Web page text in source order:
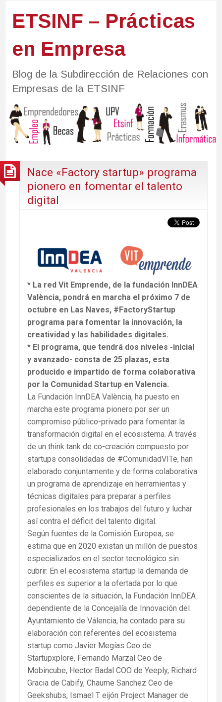
ETSINF – Prácticas
en Empresa
Blog de la Subdirección de Relaciones con
Empresas de la ETSINF
Nace «Factory startup» programa
pionero en fomentar el talento
digital
* La red Vit Emprende, de la fundación InnDEA
València, pondrá en marcha el próximo 7 de
octubre en Las Naves, #FactoryStartup
programa para fomentar la innovación, la
creatividad y las habilidades digitales.
* El programa, que tendrá dos niveles -inicial
y avanzado- consta de 25 plazas, esta
producido e impartido de forma colaborativa
por la Comunidad Startup en Valencia.
La Fundación InnDEA València, ha puesto en
marcha este programa pionero por ser un
compromiso público-privado para fomentar la
transformación digital en el ecosistema. A través
de un think tank de co-creación compuesto por
startups consolidadas de #ComunidadVITe, han
elaborado conjuntamente y de forma colaborativa
un programa de aprendizaje en herramientas y
técnicas digitales para preparar a perfiles
profesionales en los trabajos del futuro y luchar
así contra el déficit del talento digital.
Según fuentes de la Comisión Europea, se
estima que en 2020 existan un millón de puestos
especializados en el sector tecnológico sin
cubrir. En el ecosistema startup la demanda de
perfiles es superior a la ofertada por lo que
conscientes de la situación, la Fundación InnDEA
dependiente de la Concejalía de Innovación del
Ayuntamiento de Válencia, ha contado para su
elaboración con referentes del ecosistema
startup como Javier Megías Ceo de
Startupxplore, Fernando Marzal Ceo de
Mobincube, Hector Badal COO de Yeeply, Richard
Gracia de Cabify, Chaume Sanchez Ceo de
Geekshubs, Ismael T eijón Project Manager de